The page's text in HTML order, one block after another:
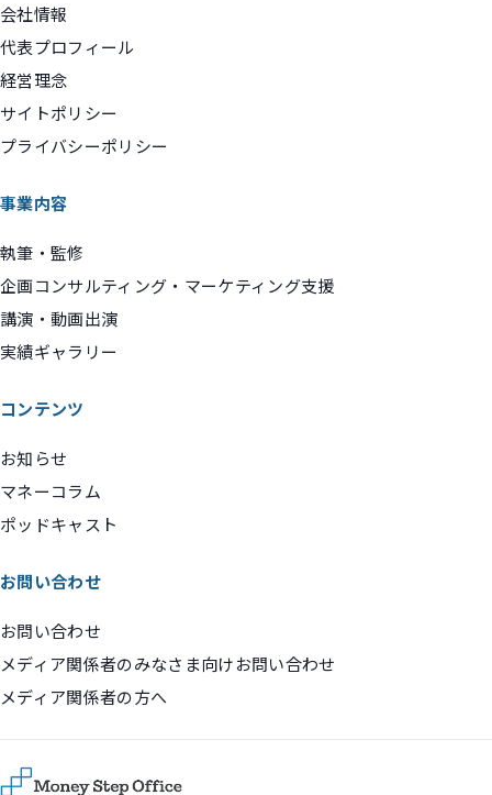
会社情報
代表プロフィール
経営理念
サイトポリシー
プライバシーポリシー
事業内容
執筆・監修
企画コンサルティング・マーケティング支援
講演・動画出演
実績ギャラリー
コンテンツ
お知らせ
マネーコラム
ポッドキャスト
お問い合わせ
お問い合わせ
メディア関係者のみなさま向けお問い合わせ
メディア関係者の方へ